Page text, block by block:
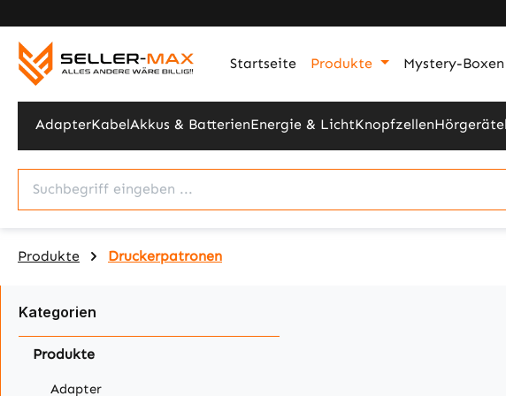
Startseite Produkte Mystery-Boxen
AdapterKabelAkkus & BatterienEnergie & LichtKnopfzellen
Produkte Druckerpatronen
Kategorien
Produkte
Adapter